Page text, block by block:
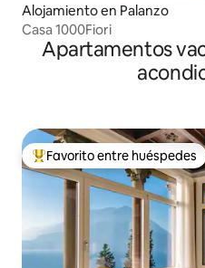
Alojamiento en Palanzo
Casa 1000Fiori
Apartamentos
Favorito entre huéspedes
Favorito entre huéspedes